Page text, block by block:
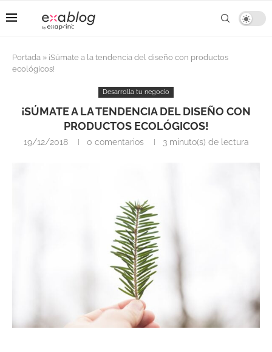
Portada » ¡Súmate a la tendencia del diseño con productos
ecológicos!
Desarrolla tu negocio
¡SÚMATE A LA TENDENCIA DEL DISEÑO CON
PRODUCTOS ECOLÓGICOS!
19/12/2018 0 comentarios 3 minuto(s) de lectura